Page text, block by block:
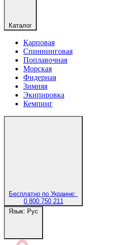
Каталог
Карповая
Спиннинговая
Поплавочная
Морская
Фидерная
Зимняя
Экипировка
Кемпинг
Бесплатно по Украине:
0 800 750 211
Язык: Рус